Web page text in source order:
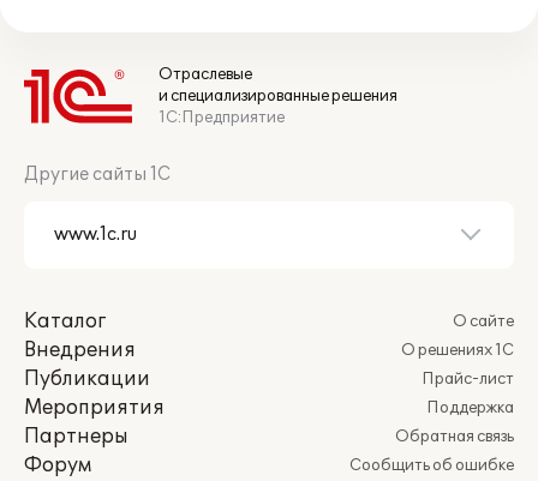
Отраслевые
и специализированные решения
1С:Предприятие
Другие сайты 1С
Каталог
Внедрения
Публикации
Мероприятия
Партнеры
Форум
О сайте
О решениях 1С
Прайс-лист
Поддержка
Обратная связь
Сообщить об ошибке